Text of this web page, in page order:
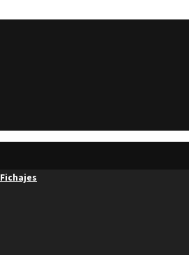
Fichajes